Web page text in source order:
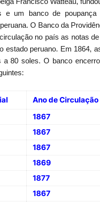
e um banco de
O Banco da
no país as notas
estado peruano. Em 1864,
a 80 soles. O banco
Ano de Circulação
1867
1867
1867
1869
1877
1867